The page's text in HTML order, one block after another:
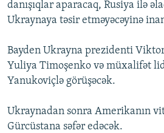
ARAŞDIRMA
VIDEO
FOTOQALEREYA
KARIKATURA
RADIO ARXIV
OXU ZALI
İSLAM VƏ DEMOKRATIYA
HAQQIMIZDA
PEŞƏ ETIKASI VƏ JURNALISTIKA
BIZI IZLƏ
danışıqlar aparacaq, Rusiya ilə
Ukraynaya təsir etməyəcəyinə
Bayden Ukrayna prezidenti
Yuliya Timoşenko və müxalifət
Yanukoviçlə görüşəcək.
Ukraynadan sonra Amerikanın
Gürcüstana səfər edəcək.